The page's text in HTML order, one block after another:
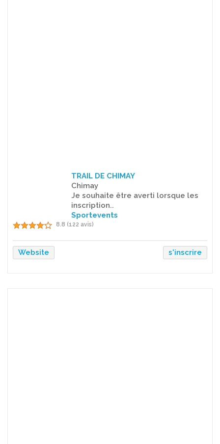
TRAIL DE CHIMAY
Chimay
Je souhaite être averti lorsque les
inscription..
Sportevents
8.8 (122 avis)
Website s'inscrire